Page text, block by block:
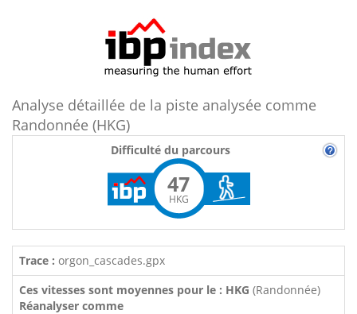
Analyse détaillée de la piste analysée comme
Randonnée (HKG)
Difficulté du parcours
47
HKG
Trace : orgon_cascades.gpx
Ces vitesses sont moyennes pour le : HKG (Randonnée)
Réanalyser comme